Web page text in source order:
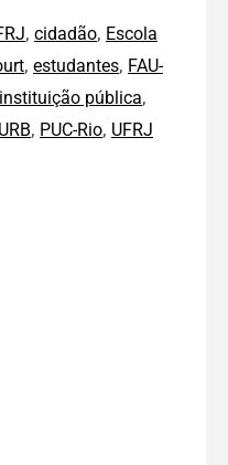
, cidadão, Escola
, estudantes, FAU-
instituição pública,
, PUC-Rio, UFRJ